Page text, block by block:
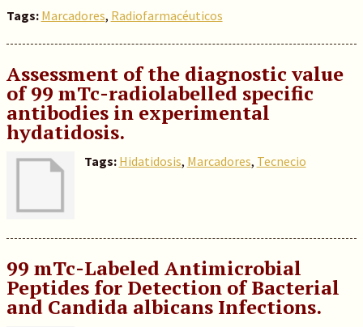
Tags: Marcadores, Radiofarmacéuticos
Assessment of the diagnostic value
of 99 mTc-radiolabelled specific
antibodies in experimental
hydatidosis.
Tags: Hidatidosis, Marcadores, Tecnecio
99 mTc-Labeled Antimicrobial
Peptides for Detection of Bacterial
and Candida albicans Infections.